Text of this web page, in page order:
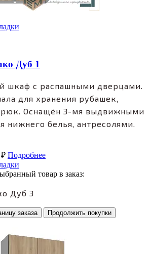
Дуб 1
шкаф с распашными дверцами.
для хранения рубашек,
Оснащён 3-мя выдвижными
нижнего белья, антресолями.
₽ Подробнее
товар в заказ:
Дуб 3
заказа Продолжить покупки